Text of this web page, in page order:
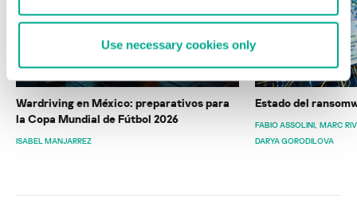
Use necessary cookies only
Wardriving en México: preparativos para
la Copa Mundial de Fútbol 2026
ISABEL MANJARREZ
Estado del
FABIO ASSOLINI MARC
DARYA GORODILOVA